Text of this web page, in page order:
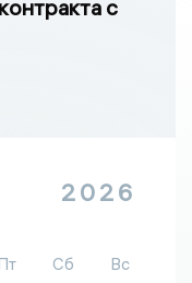
с
2026
Сб
Вс